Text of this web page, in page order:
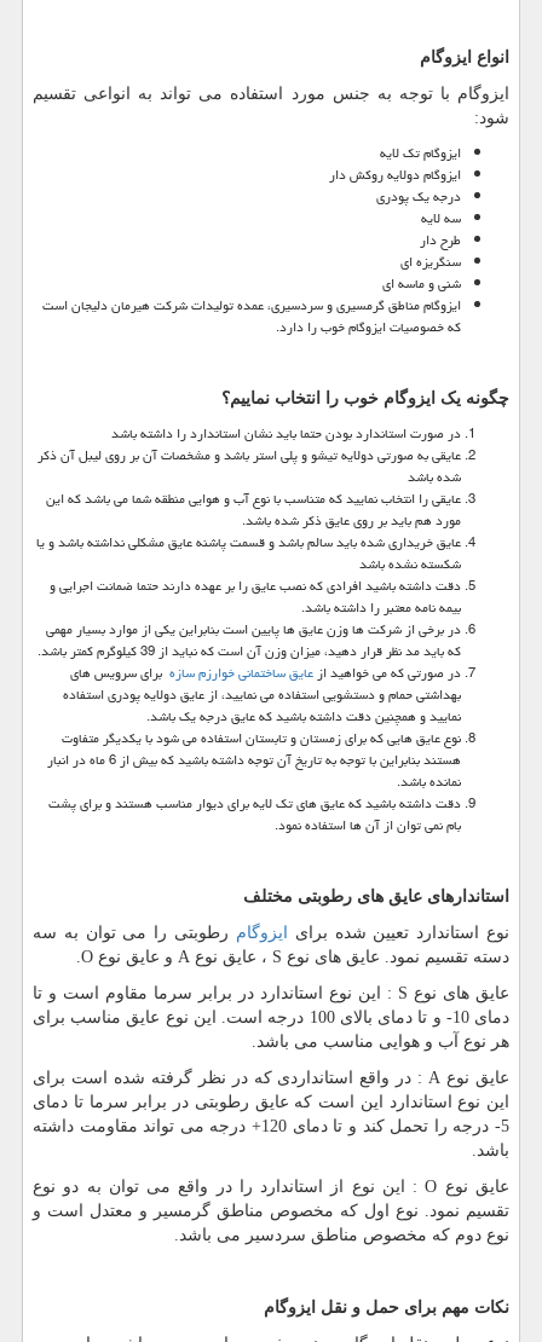
انواع ایزوگام
ایزوگام با توجه به جنس مورد استفاده می تواند به انواعی تقسیم
شود:
ایزوگام تک لایه
ایزوگام دولایه روکش دار
درجه یک پودری
سه لایه
طرح دار
سنگریزه ای
شنی و ماسه ای
ایزوگام مناطق گرمسیری و سردسیری، عمده تولیدات شرکت هیرمان دلیجان است
که خصوصیات ایزوگام خوب را دارد.
چگونه یک ایزوگام خوب را انتخاب نماییم؟
در صورت استاندارد بودن حتما باید نشان استاندارد را داشته باشد
عایقی به صورتی دولایه تیشو و پلی استر باشد و مشخصات آن بر روی لیبل آن ذکر
شده باشد
عایقی را انتخاب نمایید که متناسب با نوع آب و هوایی منطقه شما می باشد که این
مورد هم باید بر روی عایق ذکر شده باشد.
عایق خریداری شده باید سالم باشد و قسمت پاشنه عایق مشکلی نداشته باشد و یا
شکسته نشده باشد
دقت داشته باشید افرادی که نصب عایق را بر عهده دارند حتما ضمانت اجرایی و
بیمه نامه معتبر را داشته باشد.
در برخی از شرکت ها وزن عایق ها پایین است بنابراین یکی از موارد بسیار مهمی
که باید مد نظر قرار دهید، میزان وزن آن است که نباید از 39 کیلوگرم کمتر باشد.
در صورتی که می خواهید از عایق ساختمانی خوارزم سازه برای سرویس های
بهداشتی حمام و دستشویی استفاده می نمایید، از عایق دولایه پودری استفاده
نمایید و همچنین دقت داشته باشید که عایق درجه یک باشد.
نوع عایق هایی که برای زمستان و تابستان استفاده می شود با یکدیگر متفاوت
هستند بنابراین با توجه به تاریخ آن توجه داشته باشید که بیش از 6 ماه در انبار
نمانده باشد.
دقت داشته باشید که عایق های تک لایه برای دیوار مناسب هستند و برای پشت
بام نمی توان از آن ها استفاده نمود.
استاندارهای عایق های رطوبتی مختلف
نوع استاندارد تعیین شده برای ایزوگام رطوبتی را می توان به سه
دسته تقسیم نمود. عایق های نوع S ، عایق نوع A و عایق نوع O
عایق های نوع S : این نوع استاندارد در برابر سرما مقاوم است و تا
دمای 10- و تا دمای بالای 100 درجه است. این نوع عایق مناسب برای
هر نوع آب و هوایی مناسب می باشد.
عایق نوع A : در واقع استانداردی که در نظر گرفته شده است برای
این نوع استاندارد این است که عایق رطوبتی در برابر سرما تا دمای
5- درجه را تحمل کند و تا دمای 120+ درجه می تواند مقاومت داشته
باشد.
عایق نوع O: این نوع از استاندارد را در واقع می توان به دو نوع
تقسیم نمود. نوع اول که مخصوص مناطق گرمسیر و معتدل است و
نوع دوم که مخصوص مناطق سردسیر می باشد.
نکات مهم برای حمل و نقل ایزوگام